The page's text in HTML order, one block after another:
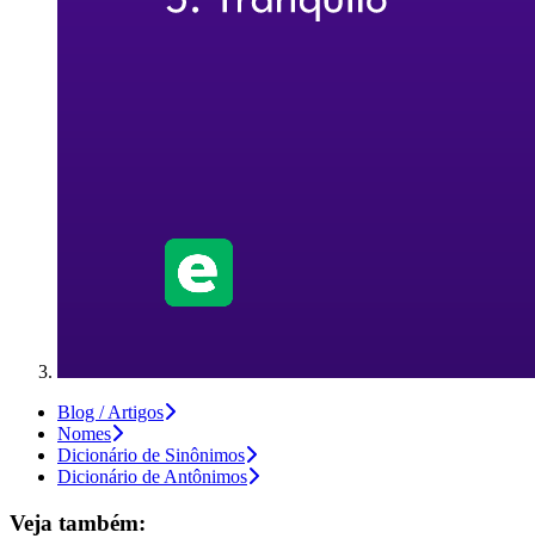
Blog / Artigos
Nomes
Dicionário de Sinônimos
Dicionário de Antônimos
Veja também: